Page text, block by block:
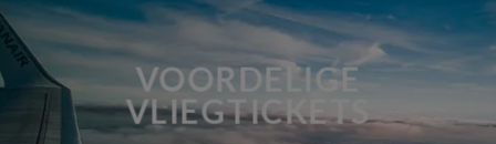
VOORDELIGE
VLIEGTICKETS